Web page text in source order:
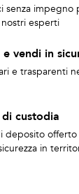
senza impegno
esperti
vendi in
e trasparenti
custodia
deposito
in